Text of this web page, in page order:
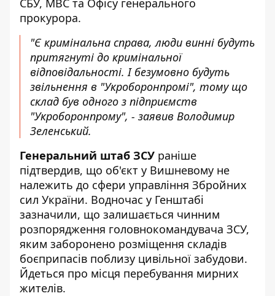
СБУ, МВС та Офісу генерального
прокурора.
"Є кримінальна справа, люди винні будуть
притягнуті до кримінальної
відповідальності. І безумовно будуть
звільнення в "Укроборонпромі", тому що
склад був одного з підприємств
"Укроборонпрому", - заявив Володимир
Зеленський.
Генеральний штаб ЗСУ раніше
підтвердив, що об'єкт у Вишневому не
належить до сфери управління Збройних
сил України. Водночас у Генштабі
зазначили, що залишається чинним
розпорядження головнокомандувача ЗСУ,
яким заборонено розміщення складів
боєприпасів поблизу цивільної забудови.
Йдеться про місця перебування мирних
жителів.